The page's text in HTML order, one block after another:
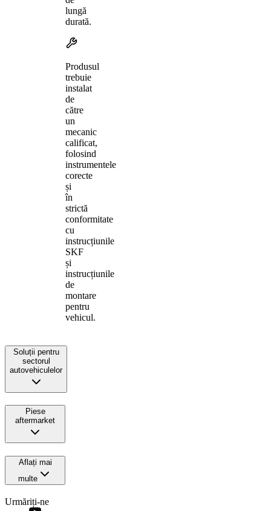
lungă
durată.
Produsul
trebuie
instalat
de
către
un
mecanic
calificat,
folosind
instrumentele
corecte
și
în
strictă
conformitate
cu
instrucțiunile
SKF
și
instrucțiunile
de
montare
pentru
vehicul.
Soluții pentru
sectorul
autovehiculelor
Piese
aftermarket
Aflați mai
multe
Urmăriți-ne